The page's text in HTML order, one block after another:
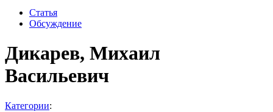
Статья
Обсуждение
Дикарев, Михаил
Васильевич
Категории: